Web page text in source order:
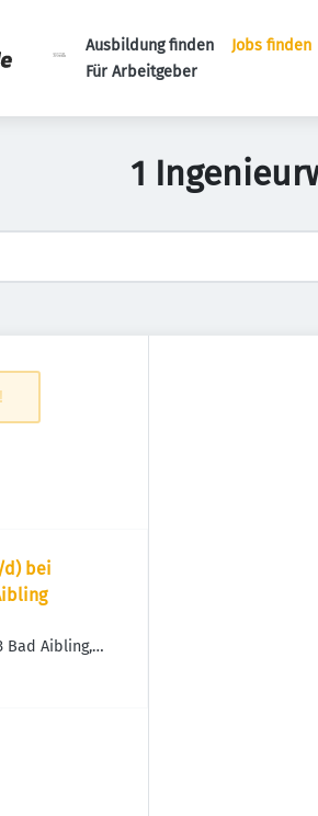
Ausbildung finden Jobs finden
Für Arbeitgeber
1
bei
Bad Aibling,